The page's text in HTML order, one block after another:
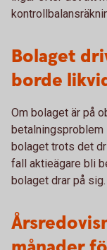
Bolaget
borde
Om bolaget är på
betalningsproblem
bolaget trots det
fall aktieägare bli
bolaget drar på sig.